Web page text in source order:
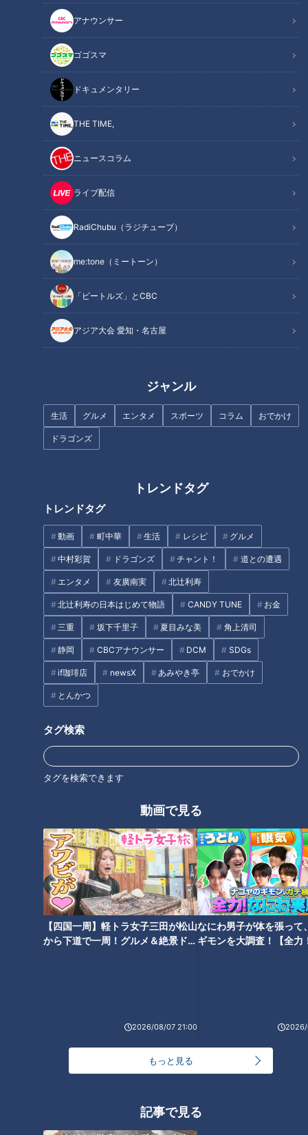
アナウンサー
ゴゴスマ
ドキュメンタリー
THE TIME,
ニュースコラム
ライブ配信
RadiChubu（ラジチューブ）
me:tone（ミートーン）
「ビートルズ」とCBC
アジア大会 愛知・名古屋
ジャンル
生活 グルメ エンタメ スポーツ コラム おでかけ
ドラゴンズ
トレンドタグ
トレンドタグ
動画 町中華 生活 レシピ グルメ
中村彩賀 ドラゴンズ チャント！ 道との遭遇
エンタメ 友廣南実 北辻利寿
北辻利寿の日本はじめて物語 CANDY TUNE お金
三重 坂下千里子 夏目みな美 角上清司
静岡 CBCアナウンサー DCM SDGs
if珈琲店 newsX あみやき亭 おでかけ
とんかつ
タグ検索
タグを検索できます
動画で見る
【四国一周】軽トラ女子三田が松山
から下道で一周！グルメ＆絶景ドラ
2026/08/07 21:00
なにわ男子が体を張って
ギモンを大調査！【全力
2026/
もっと見る
記事で見る
から東海エリアで生放送）
関連リンク
【動画】「ものすごくお金が高い…」川上憲伸
飛躍の3年目
憧れのメジャーリーガーから贈られた言葉
チームメイトからの“救いの助言”
約束を果たした規定投球回達成
オススメ関連コンテンツ
飛躍の3年目
「サンデードラゴンズ」より高橋宏斗投手(C)CBCテレビ
今週のサンドラ、ゲストは飛躍の3年目となった高橋宏斗投手
（※「高」は、はしごだか）。3月のワールド・ベースボー
ル・クラシック（以下、ＷＢＣ）で侍ジャパンの一員として世
界一を経験。レギュラーシーズンでは1年通じて先発ローテー
ションを守り、自身初の規定投球回をクリアし、25試合に登
板して7勝11敗、防御率2・53の成績を収めた。契約更改では
年俸も3500万円から2800万円アップの推定6300万円でサイ
ン。その成功の裏には、尊敬するメジャーリーガーから贈られ
た言葉にあった。
「サンデードラゴンズ」より高橋宏斗投手(C)CBCテレビ
侍ジャパン最年少で世界一に貢献した高橋投手。そんな高橋投
笑しながらも高橋投手の真面目さを感じ取った前田投手は質問
ひとつひとつに対し、丁寧に答えていった。この時、前田投手